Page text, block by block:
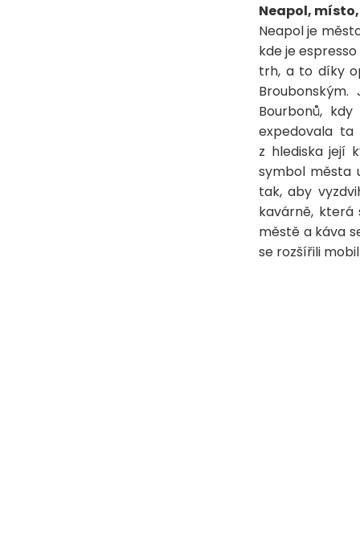
Neapol,
Neapol je
kde je
trh, a to díky
Bourbonů,
expedovala ta
z hlediska její
symbol města
tak, aby
kavárně,
městě a káva
se rozšířili